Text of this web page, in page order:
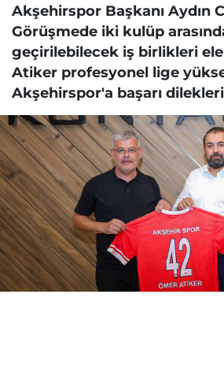
Akşehirspor Başkanı Aydın
Görüşmede iki kulüp
geçirilebilecek iş birlikleri ele
Atiker profesyonel lige
Akşehirspor'a başarı